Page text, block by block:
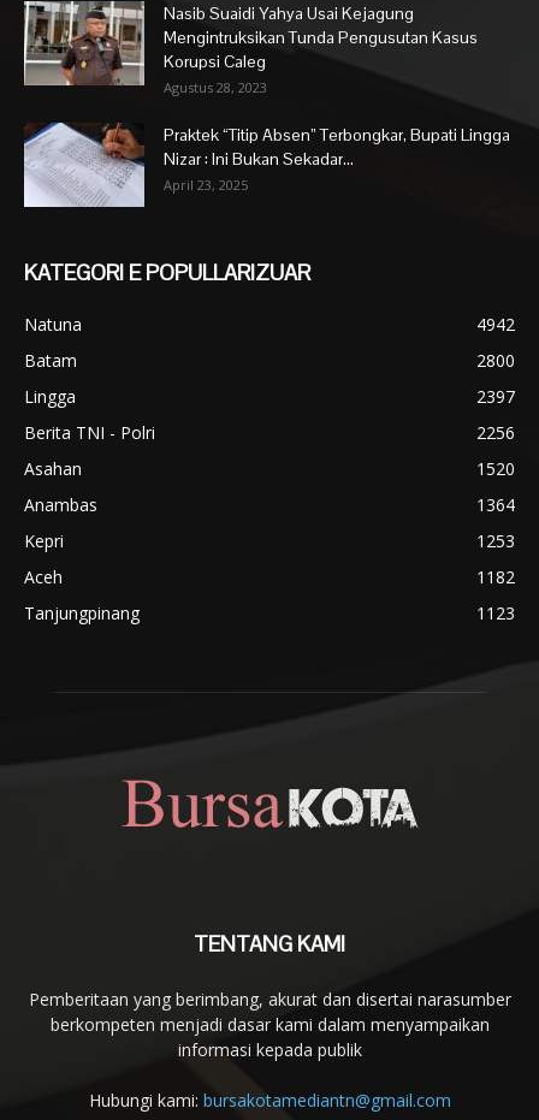
Nasib Suaidi Yahya Usai Kejagung
Mengintruksikan Tunda Pengusutan Kasus
Korupsi Caleg
Agustus 28, 2023
Praktek “Titip Absen” Terbongkar, Bupati Lingga
Nizar : Ini Bukan Sekadar...
April 23, 2025
KATEGORI E POPULLARIZUAR
Natuna
4942
Batam
2800
Lingga
2397
Berita TNI - Polri
2256
Asahan
1520
Anambas
1364
Kepri
1253
Aceh
1182
Tanjungpinang
1123
TENTANG KAMI
Pemberitaan yang berimbang, akurat dan disertai narasumber
berkompeten menjadi dasar kami dalam menyampaikan
informasi kepada publik
Hubungi kami: bursakotamediantn@gmail.com